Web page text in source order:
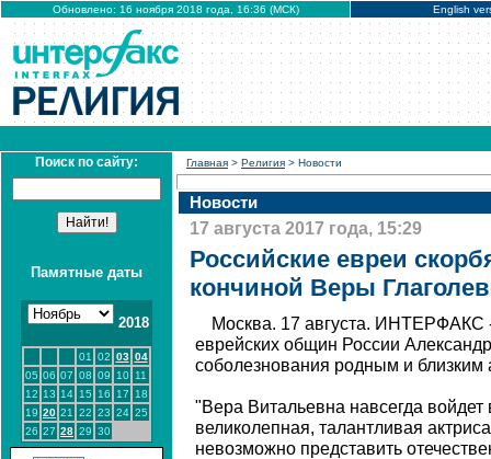
Обновлено: 16 ноября 2018 года, 16:36 (МСК) English
Поиск по сайту:
Памятные даты
2018
01 02 03 04
05 06 07 08 09 10
11
12 13 14 15 16 17
18
19 20 21 22 23 24 25
26 27 28 29 30
Главная > Религия > Новости
Новости
17 августа 2017 года, 15:29
Российские евреи
кончиной Веры
Москва. 17 августа. ИНТЕРФАКС
еврейских общин России
соболезнования родным и близким
"Вера Витальевна навсегда войдет
великолепная, талантливая
невозможно представить